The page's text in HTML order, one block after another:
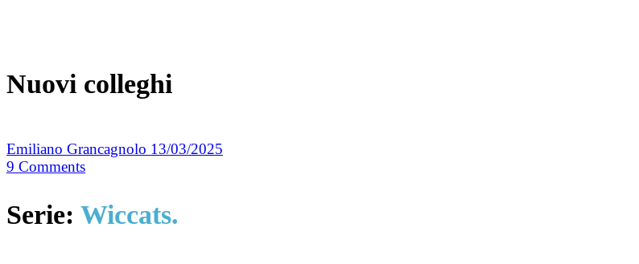
Nuovi colleghi
Emiliano Grancagnolo 13/03/2025
9 Comments
Serie: Wiccats.